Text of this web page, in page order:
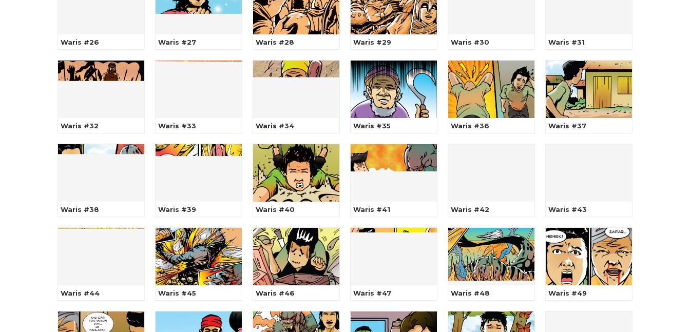
Waris #26 Waris #27 Waris #28 Waris #29 Waris #30 Waris #31
Waris #32 Waris #33 Waris #34 Waris #35 Waris #36 Waris #37
Waris #38 Waris #39 Waris #40 Waris #41 Waris #42 Waris #43
Waris #44 Waris #45 Waris #46 Waris #47 Waris #48 Waris #49